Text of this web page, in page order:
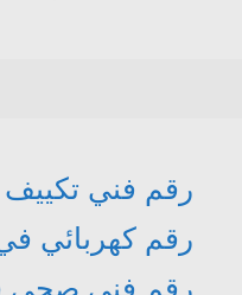
رقم فني
رقم كهربائي
رقم فني صحي